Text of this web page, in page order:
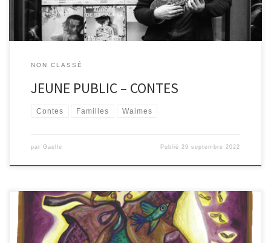
NON CLASSÉ
JEUNE PUBLIC – CONTES
Contes Familles Waimes
par Gaelle Publié 29 septembre 2022